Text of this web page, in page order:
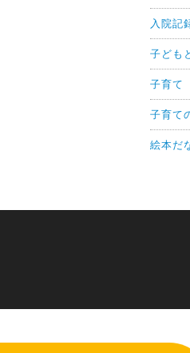
入院記
子ども
子育て
子育て
絵本だ